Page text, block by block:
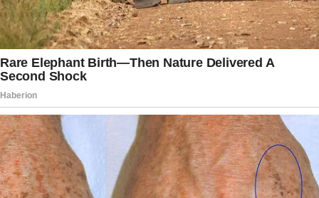
minuciosamente por fãs e jornalistas em busca
de pistas que confirmassem aquilo que até então
permanecia cercado de incertezas.
Pouco depois, o motivo de toda a movimentação
finalmente veio à tona. O contrato de Amazon
Prime Video com Galvão Bueno foi encerrado,
surpreendendo grande parte do público e
profissionais do setor. A decisão ocorreu mesmo